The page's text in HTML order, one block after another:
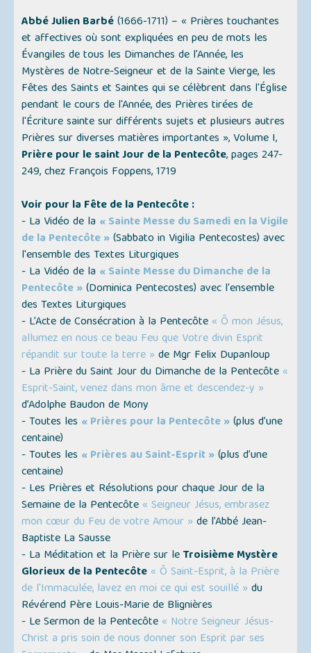
Abbé Julien Barbé(1666-1711) –« Prières touchantes
et affectives où sont expliquées en peu de mots les
Évangiles de tous les Dimanches de l'Année, les
Mystères de Notre-Seigneur et de la Sainte Vierge, les
Fêtes des Saints et Saintes qui se célèbrent dans l'Église
pendant le cours de l'Année, des Prières tirées de
l'Écriture sainte sur différents sujets et plusieurs autres
Prières sur diverses matières importantes », Volume I,
Prière pour le saint Jour de la Pentecôte, pages 247-
249, chez François Foppens, 1719
Voir pour la Fête de la Pentecôte :
- La Vidéo de la « Sainte Messe du Samedi en la Vigile
de la Pentecôte »(Sabbato in Vigilia Pentecostes)avec
l'ensemble des Textes Liturgiques
- La Vidéo de la « Sainte Messe du Dimanche de la
Pentecôte »(Dominica Pentecostes) avec l'ensemble
des Textes Liturgiques
- L’Acte de Consécration à la Pentecôte « Ô mon Jésus,
allumez en nous ce beau Feu que Votre divin Esprit
répandit sur toute la terre » de Mgr Felix Dupanloup
- La Prière du Saint Jour du Dimanche de la Pentecôte «
Esprit-Saint, venez dans mon âme et descendez-y »
d’Adolphe Baudon de Mony
- Toutes les « Prières pour la Pentecôte »(plus d’une
centaine)
- Toutes les « Prières au Saint-Esprit »(plus d’une
centaine)
- Les Prières et Résolutions pour chaque Jour de la
Semaine de la Pentecôte « Seigneur Jésus, embrasez
mon cœur du Feu de votre Amour » de l’Abbé Jean-
Baptiste La Sausse
- La Méditation et la Prière sur leTroisième Mystère
Glorieux de la Pentecôte « Ô Saint-Esprit, à la Prière
de l'Immaculée, lavez en moi ce qui est souillé » du
Révérend Père Louis-Marie de Blignières
- Le Sermon de la Pentecôte « Notre Seigneur Jésus-
Christ a pris soin de nous donner son Esprit par ses